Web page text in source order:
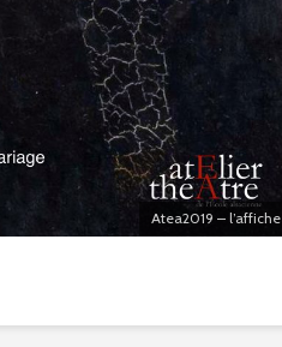
Atea2019 – l’affiche